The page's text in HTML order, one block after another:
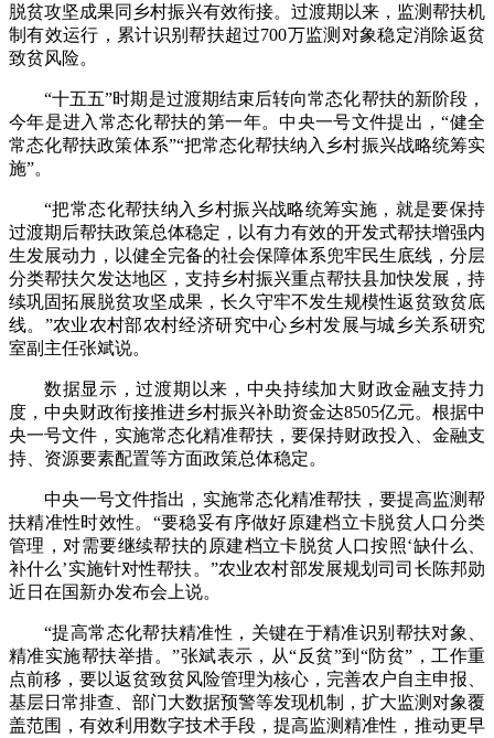
脱贫攻坚成果同乡村振兴有效衔接。过渡期以来，监测帮扶机
制有效运行，累计识别帮扶超过700万监测对象稳定消除返贫
致贫风险。
“十五五”时期是过渡期结束后转向常态化帮扶的新阶段，
今年是进入常态化帮扶的第一年。中央一号文件提出，“健全
常态化帮扶政策体系”“把常态化帮扶纳入乡村振兴战略统筹实
施”。
“把常态化帮扶纳入乡村振兴战略统筹实施，就是要保持
过渡期后帮扶政策总体稳定，以有力有效的开发式帮扶增强内
生发展动力，以健全完备的社会保障体系兜牢民生底线，分层
分类帮扶欠发达地区，支持乡村振兴重点帮扶县加快发展，持
续巩固拓展脱贫攻坚成果，长久守牢不发生规模性返贫致贫底
线。”农业农村部农村经济研究中心乡村发展与城乡关系研究
室副主任张斌说。
数据显示，过渡期以来，中央持续加大财政金融支持力
度，中央财政衔接推进乡村振兴补助资金达8505亿元。根据中
央一号文件，实施常态化精准帮扶，要保持财政投入、金融支
持、资源要素配置等方面政策总体稳定。
中央一号文件指出，实施常态化精准帮扶，要提高监测帮
扶精准性时效性。“要稳妥有序做好原建档立卡脱贫人口分类
管理，对需要继续帮扶的原建档立卡脱贫人口按照‘缺什么、
补什么’实施针对性帮扶。”农业农村部发展规划司司长陈邦勋
近日在国新办发布会上说。
“提高常态化帮扶精准性，关键在于精准识别帮扶对象、
精准实施帮扶举措。”张斌表示，从“反贫”到“防贫”，工作重
点前移，要以返贫致贫风险管理为核心，完善农户自主申报、
基层日常排查、部门大数据预警等发现机制，扩大监测对象覆
盖范围，有效利用数字技术手段，提高监测精准性，推动更早